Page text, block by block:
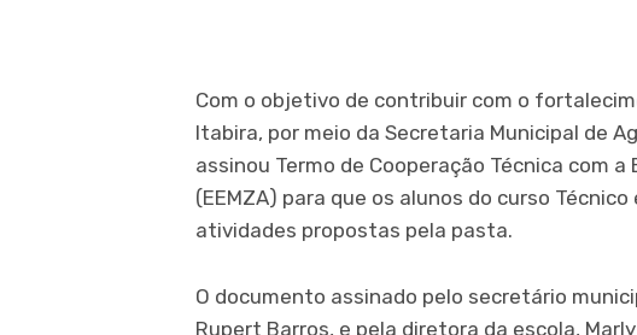
Com o objetivo de contribuir com o
Itabira, por meio da Secretaria Municipal de
assinou Termo de Cooperação Técnica com
(EEMZA) para que os alunos do curso
atividades propostas pela pasta.
O documento assinado pelo secretário
Rupert Barros, e pela diretora da escola,